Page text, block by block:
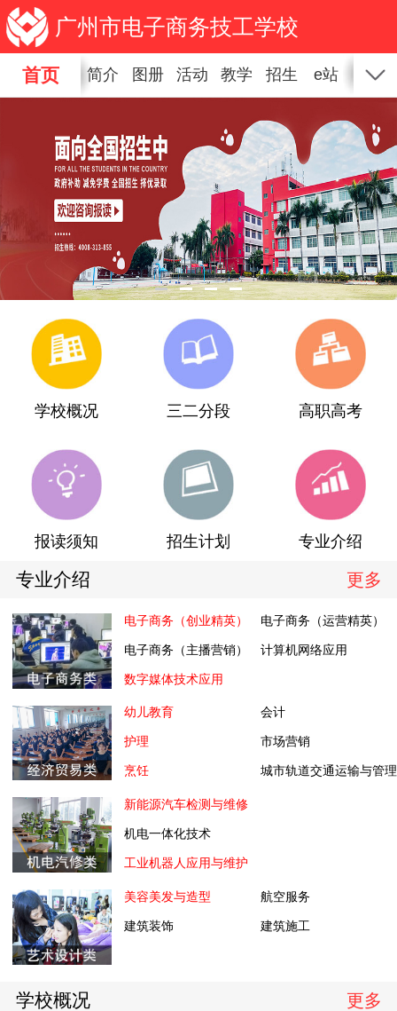
广州市电子商务技工学校
首页 简介 图册 活动 教学 招生 e站 新闻
学校概况 三二分段 高职高考
报读须知 招生计划 专业介绍
专业介绍 更多
电子商务（创业精英） 电子商务（运营精英）
电子商务（主播营销） 计算机网络应用
数字媒体技术应用
幼儿教育 会计
护理 市场营销
烹饪 城市轨道交通运输与管理
新能源汽车检测与维修
机电一体化技术
工业机器人应用与维护
美容美发与造型 航空服务
建筑装饰 建筑施工
学校概况 更多